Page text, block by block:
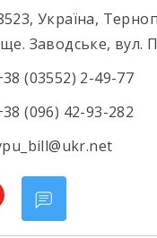
Україна,
Заводське, вул.
(03552) 2-49-77
(096) 42-93-282